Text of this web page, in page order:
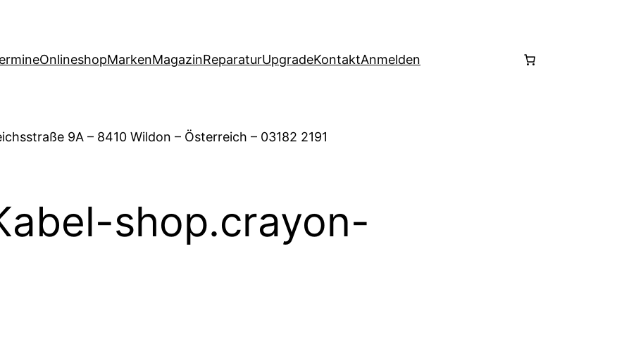
OnlineshopMarkenMagazinReparaturUpgradeKontaktAnmelden
9A – 8410 Wildon – Österreich – 03182 2191
shop.crayon-